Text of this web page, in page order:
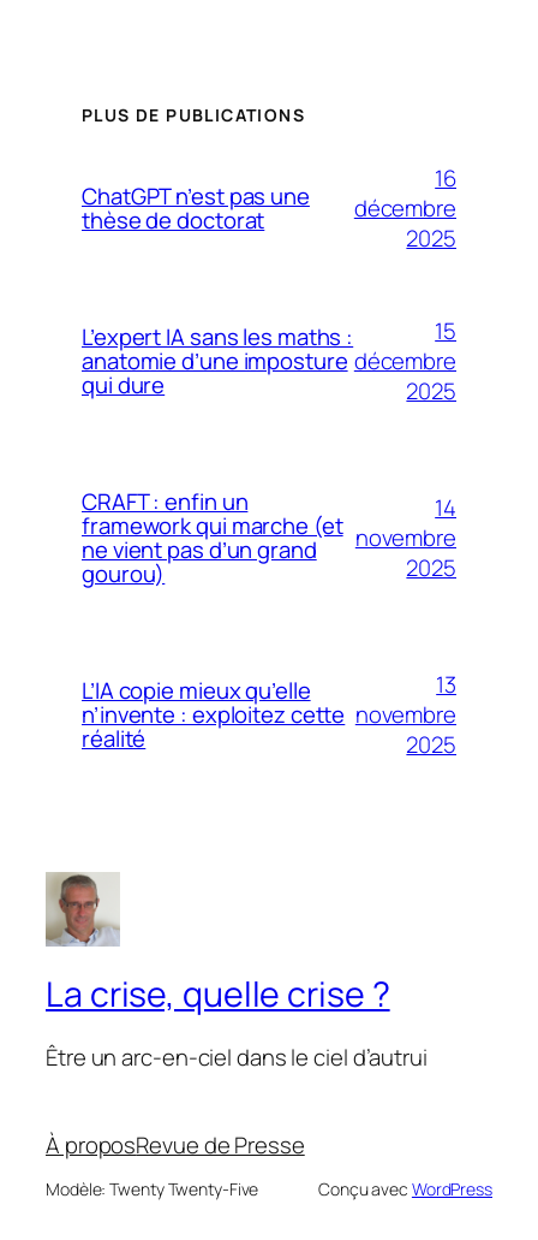
PLUS DE PUBLICATIONS
ChatGPT n’est pas une
thèse de doctorat
16
décembre
2025
L’expert IA sans les maths :
anatomie d’une imposture
qui dure
15
décembre
2025
CRAFT : enfin un
framework qui marche (et
ne vient pas d’un grand
gourou)
14
novembre
2025
L’IA copie mieux qu’elle
n’invente : exploitez cette
réalité
13
novembre
2025
La crise, quelle crise ?
Être un arc-en-ciel dans le ciel d’autrui
À proposRevue de Presse
Modèle: Twenty Twenty-Five Conçu avec WordPress